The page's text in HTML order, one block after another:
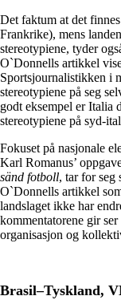
Det faktum at det
Frankrike), mens
stereotypiene, tyder
O`Donnells artikkel
Sportsjournalistikken i
stereotypiene på seg
godt eksempel er Italia
stereotypiene på syd-
Fokuset på nasjonale
Karl Romanus’
sänd fotboll, tar for seg
O`Donnells artikkel
landslaget ikke har
kommentatorene gir
organisasjon og
Brasil–Tyskland,